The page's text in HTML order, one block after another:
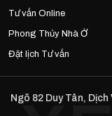
Tư vấn Online
Phong Thủy Nhà Ở
Đặt lịch Tư vấn
Ngõ 82 Duy Tân, Dịch